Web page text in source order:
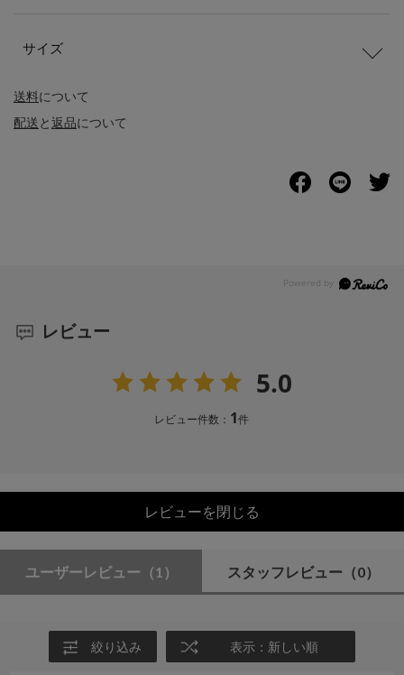
送料について
配送と返品について
サイズ
レビュー
5.0
レビュー件数： 1件
レビューを閉じる
ユーザーレビュー （1） スタッフレビュー （0）
絞り込み 表示：新しい順